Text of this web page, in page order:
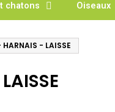
chatons Oiseaux
HARNAIS - LAISSE